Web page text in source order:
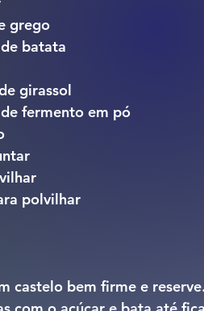
grego
batata
girassol
fermento em pó
polvilhar
castelo bem firme e reserve.